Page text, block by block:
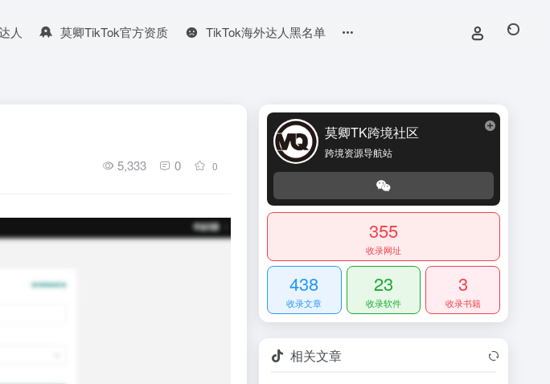
人 莫卿TikTok官方资质 TikTok海外达人黑名单
5,333 0 0
莫卿TK跨境社区
跨境资源导航站
355
收录网址
438
收录文章
23
收录软件
3
收录书籍
相关文章